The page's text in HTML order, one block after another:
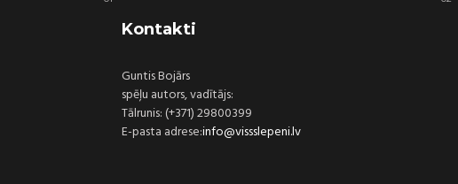
Kontakti
Guntis Bojārs
spēļu autors, vadītājs:
Tālrunis: (+371) 29800399
E-pasta adrese:info@vissslepeni.lv